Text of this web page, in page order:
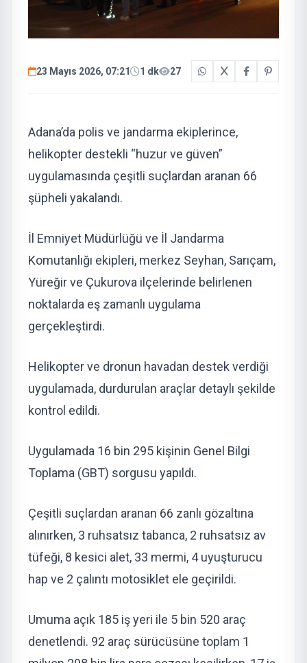
23 Mayıs 2026, 07:21 1 dk 27
Adana’da polis ve jandarma ekiplerince,
helikopter destekli “huzur ve güven”
uygulamasında çeşitli suçlardan aranan 66
şüpheli yakalandı.
İl Emniyet Müdürlüğü ve İl Jandarma
Komutanlığı ekipleri, merkez Seyhan, Sarıçam,
Yüreğir ve Çukurova ilçelerinde belirlenen
noktalarda eş zamanlı uygulama
gerçekleştirdi.
Helikopter ve dronun havadan destek verdiği
uygulamada, durdurulan araçlar detaylı şekilde
kontrol edildi.
Uygulamada 16 bin 295 kişinin Genel Bilgi
Toplama (GBT) sorgusu yapıldı.
Çeşitli suçlardan aranan 66 zanlı gözaltına
alınırken, 3 ruhsatsız tabanca, 2 ruhsatsız av
tüfeği, 8 kesici alet, 33 mermi, 4 uyuşturucu
hap ve 2 çalıntı motosiklet ele geçirildi.
Umuma açık 185 iş yeri ile 5 bin 520 araç
denetlendi. 92 araç sürücüsüne toplam 1